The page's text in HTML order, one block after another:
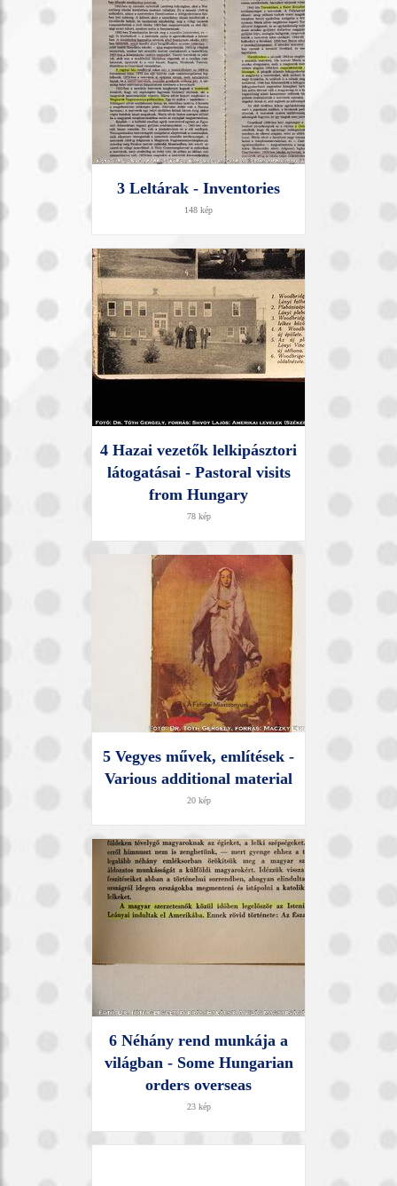
3 Leltárak - Inventories
148 kép
4 Hazai vezetők lelkipásztori
látogatásai - Pastoral visits
from Hungary
78 kép
5 Vegyes művek, említések -
Various additional material
20 kép
6 Néhány rend munkája a
világban - Some Hungarian
orders overseas
23 kép